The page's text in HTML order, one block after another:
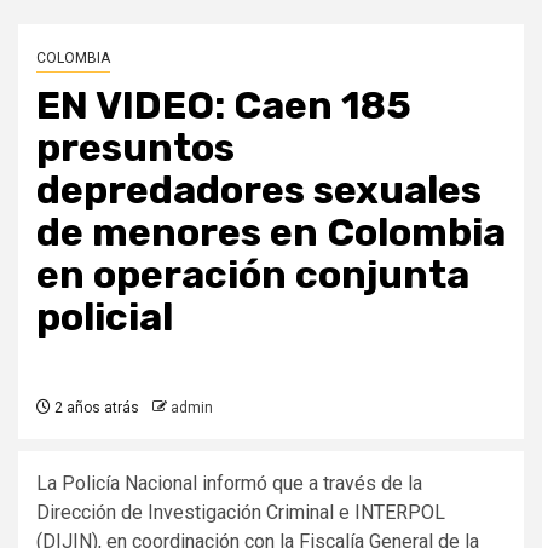
COLOMBIA
EN VIDEO: Caen 185
presuntos
depredadores sexuales
de menores en Colombia
en operación conjunta
policial
2 años atrás admin
La Policía Nacional informó que a través de la
Dirección de Investigación Criminal e INTERPOL
(DIJIN), en coordinación con la Fiscalía General de la